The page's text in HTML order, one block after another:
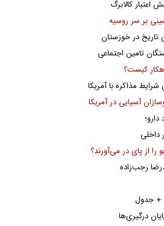
اعتبار کالابرگ
بر سر روسیه
تامین اجتماعی
کیست؟
مذاکره با آمریکا
آسیایی در آمریکا
داخلی
را از پای در می‌آورند؟
+ جدول
درگیری‌ها